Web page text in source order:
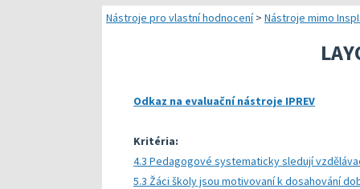
Náměty pro
Přehled
Kompetenční
Nástroje pro vlastní hodnocení> Nástroje mimo
Odkaz na evaluační nástroje IPREV
Kritéria:
4.3 Pedagogové systematicky sledují
5.3 Žáci školy jsou motivovaní k dosahování